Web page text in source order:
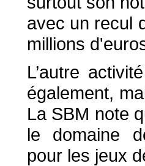
avec un recul
millions
L’autre
également,
La SBM note
le domaine
pour les jeux